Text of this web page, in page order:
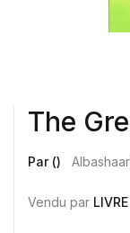
The
Par ()
Vendu par